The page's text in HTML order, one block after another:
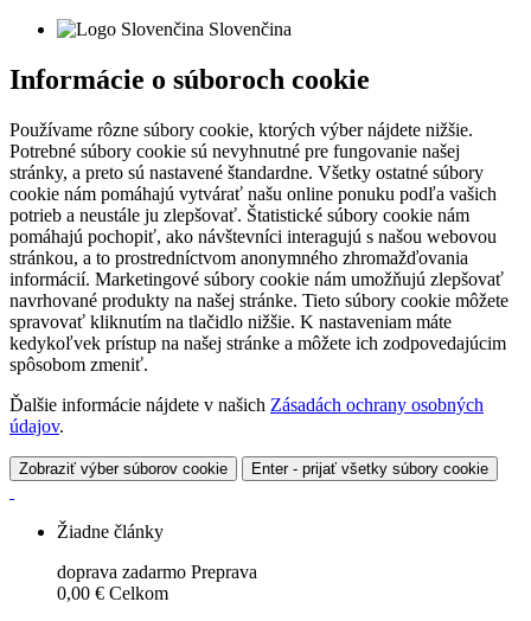
Slovenčina
Informácie o súboroch cookie
Používame rôzne súbory cookie, ktorých výber nájdete nižšie.
Potrebné súbory cookie sú nevyhnutné pre fungovanie našej
stránky, a preto sú nastavené štandardne. Všetky ostatné súbory
cookie nám pomáhajú vytvárať našu online ponuku podľa vašich
potrieb a neustále ju zlepšovať. Štatistické súbory cookie nám
pomáhajú pochopiť, ako návštevníci interagujú s našou webovou
stránkou, a to prostredníctvom anonymného zhromažďovania
informácií. Marketingové súbory cookie nám umožňujú zlepšovať
navrhované produkty na našej stránke. Tieto súbory cookie môžete
spravovať kliknutím na tlačidlo nižšie. K nastaveniam máte
kedykoľvek prístup na našej stránke a môžete ich zodpovedajúcim
spôsobom zmeniť.
Ďalšie informácie nájdete v našich Zásadách ochrany osobných
údajov.
Zobraziť výber súborov cookie Enter - prijať všetky súbory cookie
Žiadne články
doprava zadarmo Preprava
0,00 € Celkom